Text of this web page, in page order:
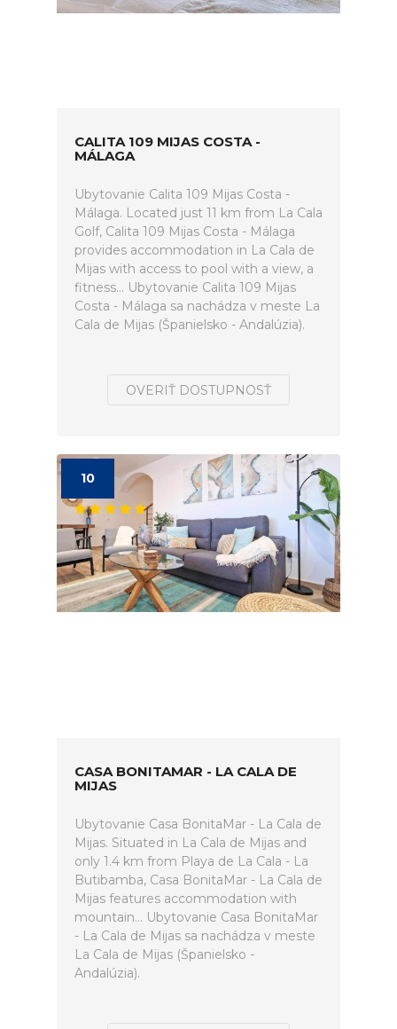
CALITA 109 MIJAS COSTA -
MÁLAGA
Ubytovanie Calita 109 Mijas Costa -
Málaga. Located just 11 km from La Cala
Golf, Calita 109 Mijas Costa - Málaga
provides accommodation in La Cala de
Mijas with access to pool with a view, a
fitness... Ubytovanie Calita 109 Mijas
Costa - Málaga sa nachádza v meste La
Cala de Mijas (Španielsko - Andalúzia).
OVERIŤ DOSTUPNOSŤ
10
CASA BONITAMAR - LA CALA DE
MIJAS
Ubytovanie Casa BonitaMar - La Cala de
Mijas. Situated in La Cala de Mijas and
only 1.4 km from Playa de La Cala - La
Butibamba, Casa BonitaMar - La Cala de
Mijas features accommodation with
mountain... Ubytovanie Casa BonitaMar
- La Cala de Mijas sa nachádza v meste
La Cala de Mijas (Španielsko -
Andalúzia).